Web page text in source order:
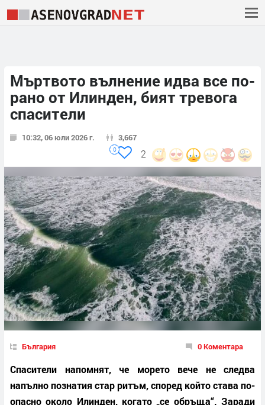
Мъртвото вълнение идва все по-
рано от Илинден, бият тревога
спасители
10:32, 06 юли 2026 г. 3,667
2
0
България 0 Коментара
Спасители напомнят, че морето вече не следва
напълно познатия стар ритъм, според който става по-
опасно около Илинден, когато „се обръща“. Заради